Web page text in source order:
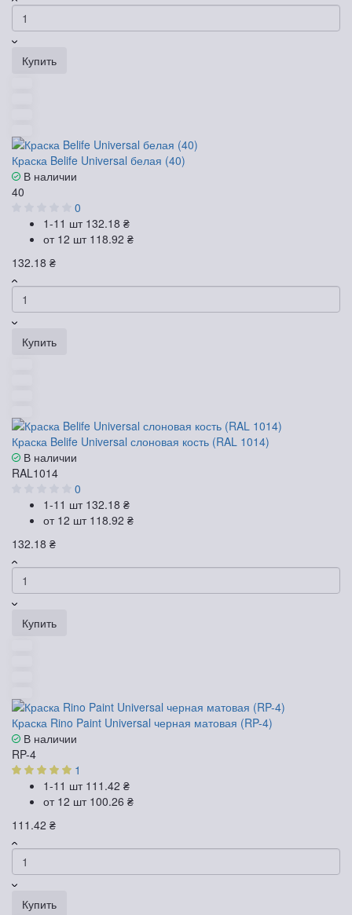
Купить
Краска Belife Universal белая (40)
В наличии
40
0
1-11 шт 132.18 ₴
от 12 шт 118.92 ₴
132.18 ₴
Купить
Краска Belife Universal слоновая кость (RAL 1014)
В наличии
RAL1014
0
1-11 шт 132.18 ₴
от 12 шт 118.92 ₴
132.18 ₴
Купить
Краска Rino Paint Universal черная матовая (RP-4)
В наличии
RP-4
1
1-11 шт 111.42 ₴
от 12 шт 100.26 ₴
111.42 ₴
Купить